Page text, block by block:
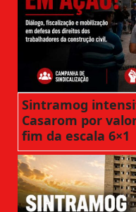
Sintramog
Casarom por
fim da escala 6×1